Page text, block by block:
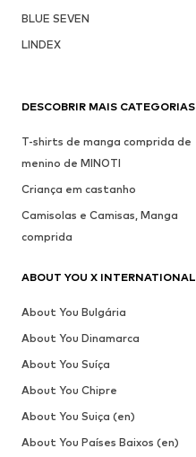
BLUE SEVEN
LINDEX
DESCOBRIR MAIS CATEGORIAS
T-shirts de manga comprida de
menino de MINOTI
Criança em castanho
Camisolas e Camisas, Manga
comprida
ABOUT YOU X INTERNATIONAL
About You Bulgária
About You Dinamarca
About You Suíça
About You Chipre
About You Suiça (en)
About You Países Baixos (en)